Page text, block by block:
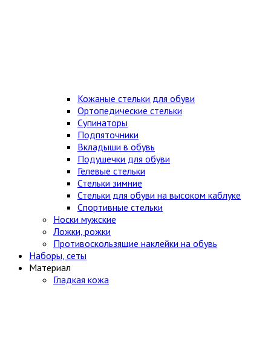
Кожаные стельки для обуви
Ортопедические стельки
Супинаторы
Подпяточники
Вкладыши в обувь
Подушечки для обуви
Гелевые стельки
Стельки зимние
Стельки для обуви на высоком каблуке
Спортивные стельки
Носки мужские
Ложки, рожки
Противоскользящие наклейки на обувь
Наборы, сеты
Материал
Гладкая кожа